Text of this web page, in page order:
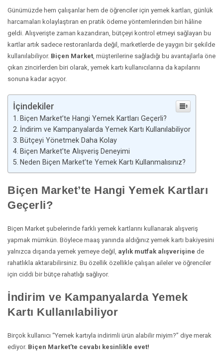
Günümüzde hem çalışanlar hem de öğrenciler için yemek kartları, günlük
harcamaları kolaylaştıran en pratik ödeme yöntemlerinden biri hâline
geldi. Alışverişte zaman kazandıran, bütçeyi kontrol etmeyi sağlayan bu
kartlar artık sadece restoranlarda değil, marketlerde de yaygın bir şekilde
kullanılabiliyor. Biçen Market, müşterilerine sağladığı bu avantajlarla öne
çıkan zincirlerden biri olarak, yemek kartı kullanıcılarına da kapılarını
sonuna kadar açıyor.
İçindekiler
Biçen Market’te Hangi Yemek Kartları Geçerli?
İndirim ve Kampanyalarda Yemek Kartı Kullanılabiliyor
Bütçeyi Yönetmek Daha Kolay
Biçen Market’te Alışveriş Deneyimi
Neden Biçen Market’te Yemek Kartı Kullanmalısınız?
Biçen Market’te Hangi Yemek Kartları
Geçerli?
Biçen Market şubelerinde farklı yemek kartlarını kullanarak alışveriş
yapmak mümkün. Böylece maaş yanında aldığınız yemek kartı bakiyesini
yalnızca dışarıda yemek yemeye değil, aylık mutfak alışverişine de
rahatlıkla aktarabilirsiniz. Bu özellik özellikle çalışan aileler ve öğrenciler
için ciddi bir bütçe rahatlığı sağlıyor.
İndirim ve Kampanyalarda Yemek
Kartı Kullanılabiliyor
Birçok kullanıcı “Yemek kartıyla indirimli ürün alabilir miyim?” diye merak
ediyor. Biçen Market’te cevabı kesinlikle evet!